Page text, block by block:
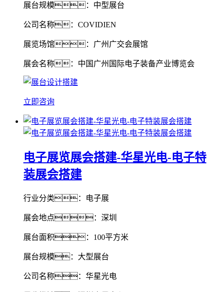
展台规模：中型展台
公司名称：COVIDIEN
展览场馆：广州广交会展馆
展会名称：中国广州国际电子装备产业博览会
立即咨询
电子展览展会搭建-华星光电-电子特
装展会搭建
行业分类：电子展
展会地点：深圳
展台面积：100平方米
展台规模：大型展台
公司名称：华星光电